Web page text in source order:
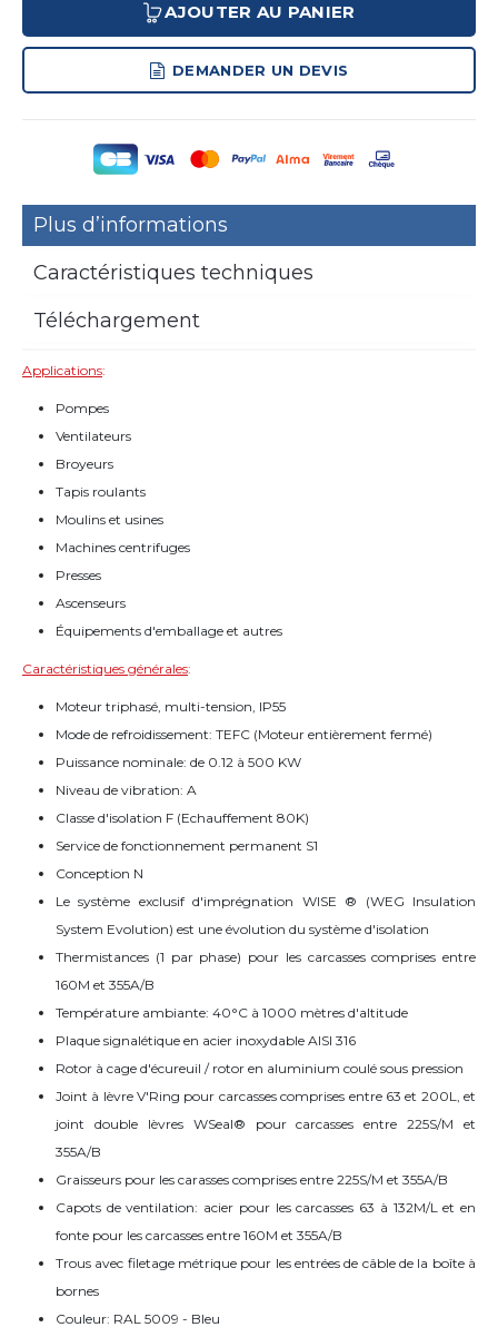
AJOUTER AU PANIER
DEMANDER UN DEVIS
Plus d’informations
Caractéristiques techniques
Téléchargement
Applications:
Pompes
Ventilateurs
Broyeurs
Tapis roulants
Moulins et usines
Machines centrifuges
Presses
Ascenseurs
Équipements d'emballage et autres
Caractéristiques générales:
Moteur triphasé, multi-tension, IP55
Mode de refroidissement: TEFC (Moteur entièrement fermé)
Puissance nominale: de 0.12 à 500 KW
Niveau de vibration: A
Classe d'isolation F (Echauffement 80K)
Service de fonctionnement permanent S1
Conception N
Le système exclusif d'imprégnation WISE ® (WEG Insulation
System Evolution) est une évolution du système d'isolation
Thermistances (1 par phase) pour les carcasses comprises entre
160M et 355A/B
Température ambiante: 40°C à 1000 mètres d'altitude
Plaque signalétique en acier inoxydable AISI 316
Rotor à cage d'écureuil / rotor en aluminium coulé sous pression
Joint à lèvre V'Ring pour carcasses comprises entre 63 et 200L, et
joint double lèvres WSeal® pour carcasses entre 225S/M et
355A/B
Graisseurs pour les carasses comprises entre 225S/M et 355A/B
Capots de ventilation: acier pour les carcasses 63 à 132M/L et en
fonte pour les carcasses entre 160M et 355A/B
Trous avec filetage métrique pour les entrées de câble de la boîte à
bornes
Couleur: RAL 5009 - Bleu